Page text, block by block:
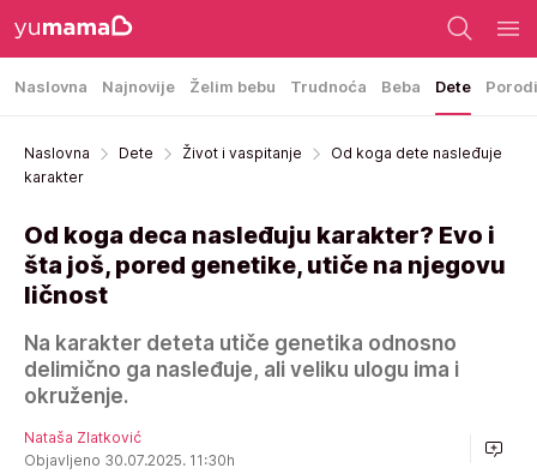
Naslovna Najnovije Želim bebu Trudnoća Beba Dete
Naslovna Dete Život i vaspitanje
Od koga dete nasleđuje
karakter
Od koga deca nasleđuju karakter? Evo i
šta još, pored genetike, utiče na njegovu
ličnost
Na karakter deteta utiče genetika odnosno
delimično ga nasleđuje, ali veliku ulogu ima i
okruženje.
Nataša Zlatković
Objavljeno 30.07.2025. 11:30h